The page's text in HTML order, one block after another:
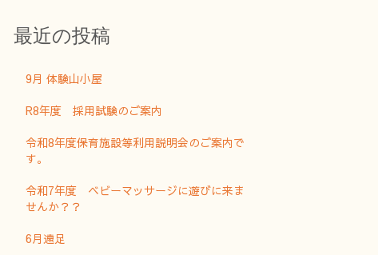
最近の投稿
9月 体験山小屋
R8年度 採用試験のご案内
令和8年度保育施設等利用説明会のご案内で
す。
令和7年度 ベビーマッサージに遊びに来ま
せんか？？
6月遠足